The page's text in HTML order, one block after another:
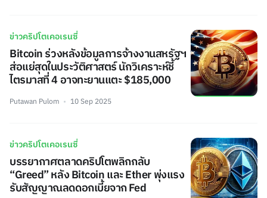
ข่าวคริปโตเคอเรนซี่
Bitcoin ร่วงหลังข้อมูลการจ้างงานสหรัฐฯ
ส่อแย่สุดในประวัติศาสตร์ นักวิเคราะห์ชี้
ไตรมาสที่ 4 อาจทะยานแตะ $185,000
Putawan Pulom 10 Sep 2025
ข่าวคริปโตเคอเรนซี่
บรรยากาศตลาดคริปโตพลิกกลับ
“Greed” หลัง Bitcoin และ Ether พุ่งแรง
รับสัญญาณลดดอกเบี้ยจาก Fed